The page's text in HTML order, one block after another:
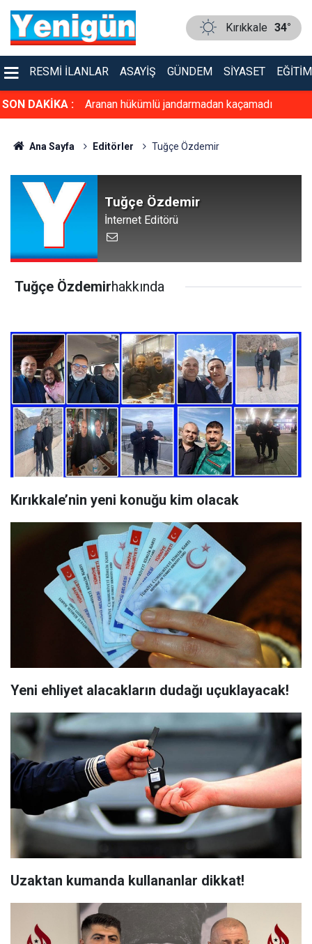
Kırıkkale 34°
RESMI İLANLAR ASAYIŞ GÜNDEM SIYASET EĞITIM
SON DAKİKA : İsmail Balaban başpehlivan oldu
Ana Sayfa Editörler Tuğçe Özdemir
Tuğçe Özdemir
İnternet Editörü
Tuğçe Özdemirhakkında
Kırıkkale’nin yeni konuğu kim olacak
Yeni ehliyet alacakların dudağı uçuklayacak!
Uzaktan kumanda kullananlar dikkat!